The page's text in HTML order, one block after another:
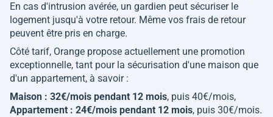
En cas d'intrusion avérée, un gardien peut sécuriser le
logement jusqu'à votre retour. Même vos frais de retour
peuvent être pris en charge.
Côté tarif, Orange propose actuellement une promotion
exceptionnelle, tant pour la sécurisation d'une maison que
d'un appartement, à savoir :
Maison : 32€/mois pendant 12 mois, puis 40€/mois,
Appartement : 24€/mois pendant 12 mois, puis 30€/mois.